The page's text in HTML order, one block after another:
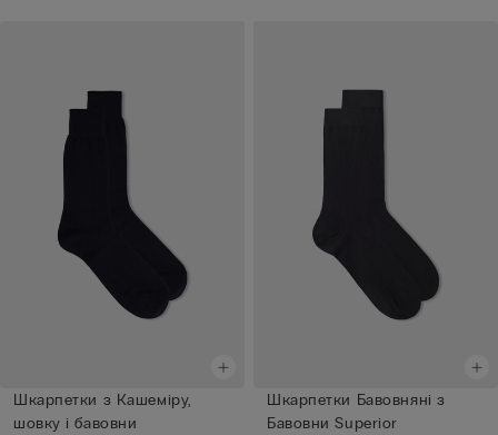
Шкарпетки з Кашеміру,
шовку і бавовни
Шкарпетки Бавовняні з
Бавовни Superior